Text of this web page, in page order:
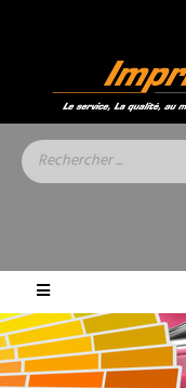
Basculer
la
navigation